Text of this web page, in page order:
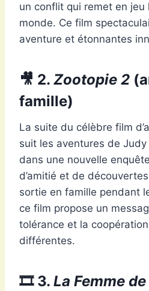
un conflit qui remet en jeu
monde. Ce film
aventure et étonnantes
🎥 2. Zootopie 2
famille)
La suite du célèbre film
suit les aventures de
dans une nouvelle
d’amitié et de
sortie en famille pendant
ce film propose un
tolérance et la
différentes.
🎞️ 3. La Femme